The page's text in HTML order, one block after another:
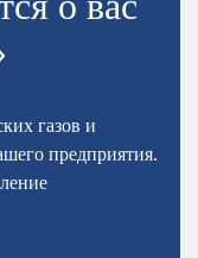
газов и
предприятия.